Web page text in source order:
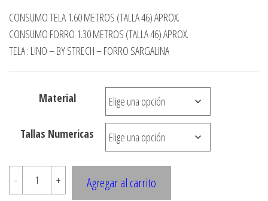
de
precios:
desde
hasta
CONSUMO TELA 1.60 METROS (TALLA 46) APROX.
CONSUMO FORRO 1.30 METROS (TALLA 46) APROX.
TELA : LINO – BY STRECH – FORRO SARGALINA
Material
Tallas Numericas
-
5717
+ Agregar al carrito